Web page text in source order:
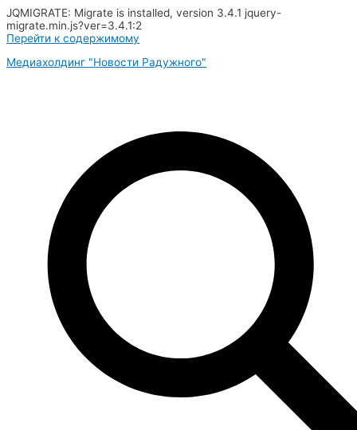
JQMIGRATE: Migrate is installed, version 3.4.1 jquery-
migrate.min.js?ver=3.4.1:2
Перейти к содержимому
Медиахолдинг "Новости Радужного"